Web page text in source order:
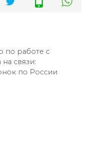
по работе с
связи:
по России